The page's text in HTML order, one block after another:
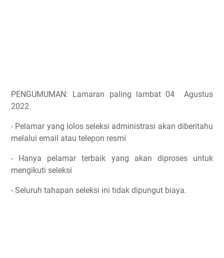
PENGUMUMAN: Lamaran paling lambat 04 Agustus
2022
- Pelamar yang lolos seleksi administrasi akan diberitahu
melalui email atau telepon resmi
- Hanya pelamar terbaik yang akan diproses untuk
mengikuti seleksi
- Seluruh tahapan seleksi ini tidak dipungut biaya.